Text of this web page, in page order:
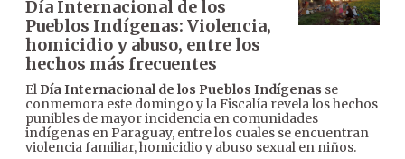
Día Internacional de los
Pueblos Indígenas: Violencia,
homicidio y abuso, entre los
hechos más frecuentes
El Día Internacional de los Pueblos Indígenas se
conmemora este domingo y la Fiscalía revela los hechos
punibles de mayor incidencia en comunidades
indígenas en Paraguay, entre los cuales se encuentran
violencia familiar, homicidio y abuso sexual en niños.